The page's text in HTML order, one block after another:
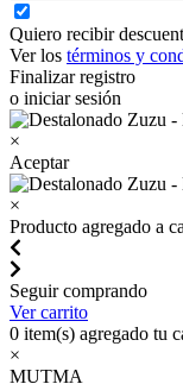
Quiero recibir
Ver los términos y
Finalizar registro
o iniciar sesión
×
Aceptar
×
Producto agregado a
Seguir comprando
Ver carrito
0 item(s) agregado tu
×
MUTMA